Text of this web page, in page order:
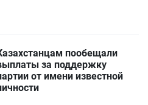
пообещали
за поддержку
от имени известной